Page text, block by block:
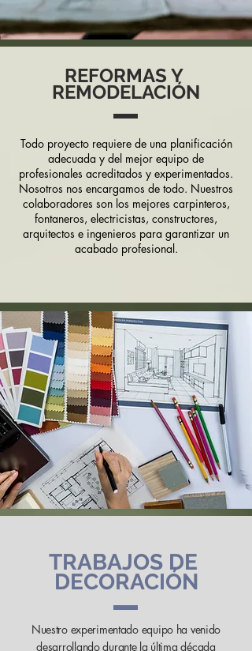
REFORMAS Y
REMODELACIÓN
Todo proyecto requiere de una planificación
adecuada y del mejor equipo de
profesionales acreditados y experimentados.
Nosotros nos encargamos de todo. Nuestros
colaboradores son los mejores carpinteros,
fontaneros, electricistas, constructores,
arquitectos e ingenieros para garantizar un
acabado profesional.
TRABAJOS DE
DECORACIÓN
Nuestro experimentado equipo ha venido
desarrollando durante la última década